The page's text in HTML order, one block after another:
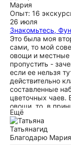
Мария
Опыт: 16
26 июля
Знакомьтесь,
Это была моя
сами, то мой
овощи и местные
пропустить -
если ее нельзя
действительно
составленные
цветочных чаев.
овощи, то, в
и районе Монте
не входит, но
с вышивкой и вы
334€ за блузку,
Ещё
Татьянагид
Благодарю